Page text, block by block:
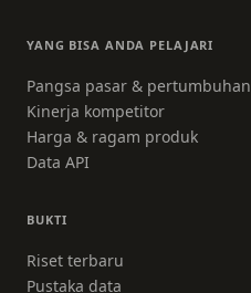
YANG BISA ANDA PELAJARI
Pangsa pasar & pertumbuhan
Kinerja kompetitor
Harga & ragam produk
Data API
BUKTI
Riset terbaru
Pustaka data